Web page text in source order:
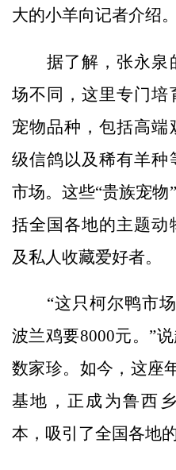
大的小羊向记者介绍。
据了解，张永泉
场不同，这里专门培
宠物品种，包括高端
级信鸽以及稀有羊种
市场。这些“贵族宠
括全国各地的主题动
及私人收藏爱好者。
“这只柯尔鸭市场
波兰鸡要8000元。”
数家珍。如今，这座
基地，正成为鲁西
本，吸引了全国各地